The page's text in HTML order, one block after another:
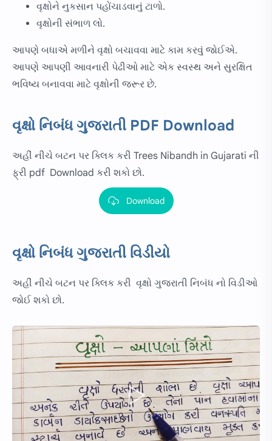
વૃક્ષોને નુકસાન પહોંચાડવાનું ટાળો.
વૃક્ષોની સંભાળ લો.
આપણે બધાએ મળીને વૃક્ષો બચાવવા માટે કામ કરવું જોઈએ.
આપણે આપણી આવનારી પેઢીઓ માટે એક સ્વસ્થ અને સુરક્ષિત
ભવિષ્ય બનાવવા માટે વૃક્ષોની જરૂર છે.
વૃક્ષો નિબંધ ગુજરાતી PDF Download
અહીં નીચે બટન પર ક્લિક કરી Trees Nibandh in Gujarati ની
ફ્રી pdf Download કરી શકો છો.
Download
વૃક્ષો નિબંધ ગુજરાતી વિડીયો
અહીં નીચે બટન પર ક્લિક કરી વૃક્ષો ગુજરાતી નિબંધ નો વિડીઓ
જોઈ શકો છો.